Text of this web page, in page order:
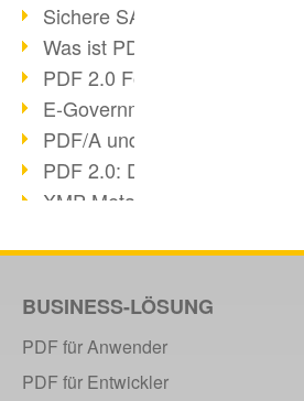
Sichere SAP-Archivierung
Was ist PDF?
PDF 2.0 Fortschritt?
E-Government & DMS
PDF/A und ISO 32000-2
PDF 2.0: Digitale Signaturen
XMP-Metadaten
PDF/H im Gesundheitswesen
OCR im Wandel
Seitengeometrie in PDFs
Barrierefreiheit & PDF/UA
DLM Dokumentenzyklus
BUSINESS-LÖSUNG
PDF für Anwender
PDF für Entwickler